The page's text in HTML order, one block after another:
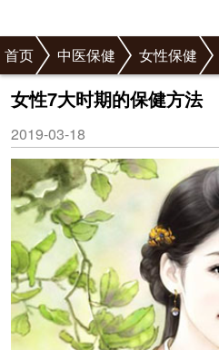
首页 中医保健 女性保健
女性7大时期的保健方法
2019-03-18